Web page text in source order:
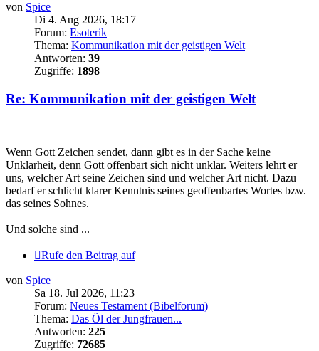
von Spice
Di 4. Aug 2026, 18:17
Forum: Esoterik
Thema: Kommunikation mit der geistigen Welt
Antworten: 39
Zugriffe: 1898
Re: Kommunikation mit der geistigen Welt
Wenn Gott Zeichen sendet, dann gibt es in der Sache keine
Unklarheit, denn Gott offenbart sich nicht unklar. Weiters lehrt er
uns, welcher Art seine Zeichen sind und welcher Art nicht. Dazu
bedarf er schlicht klarer Kenntnis seines geoffenbartes Wortes bzw.
das seines Sohnes.
Und solche sind ...
Rufe den Beitrag auf
von Spice
Sa 18. Jul 2026, 11:23
Forum: Neues Testament (Bibelforum)
Thema: Das Öl der Jungfrauen...
Antworten: 225
Zugriffe: 72685